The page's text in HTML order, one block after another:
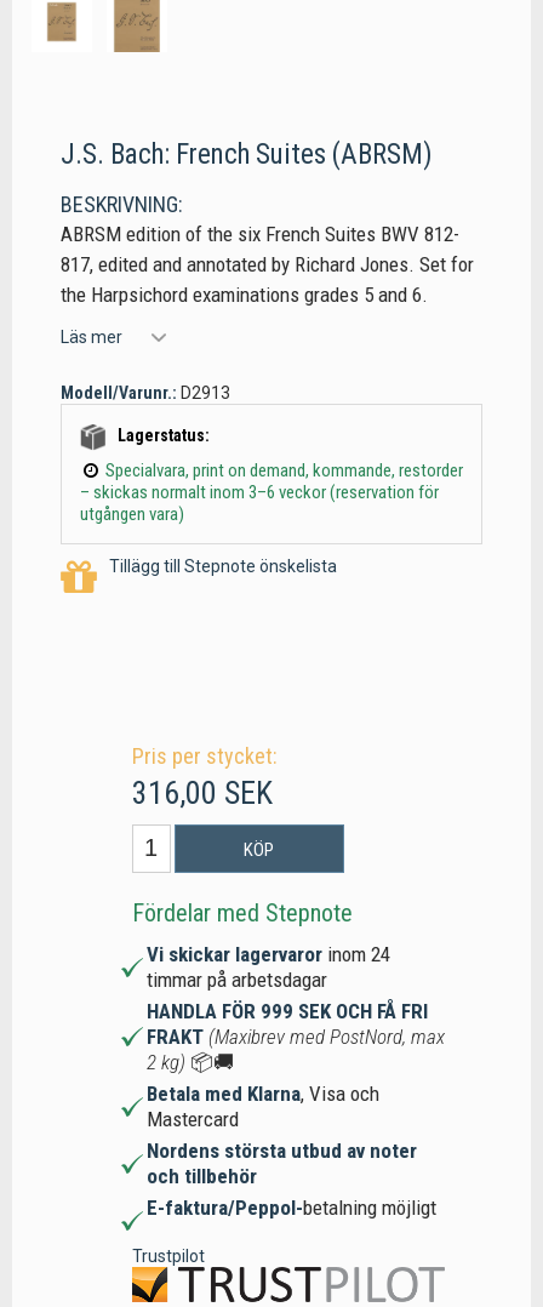
J.S. Bach: French Suites (ABRSM)
BESKRIVNING:
ABRSM edition of the six French Suites BWV 812-
817, edited and annotated by Richard Jones. Set for
the Harpsichord examinations grades 5 and 6.
Läs mer
Modell/Varunr.: D2913
Lagerstatus:
Specialvara, print on demand, kommande, restorder
– skickas normalt inom 3–6 veckor (reservation för
utgången vara)
Tillägg till Stepnote önskelista
Pris per stycket:
316,00 SEK
KÖP
Fördelar med Stepnote
Vi skickar lagervaror inom 24
timmar på arbetsdagar
HANDLA FÖR 999 SEK OCH FÅ FRI
FRAKT (Maxibrev med PostNord, max
2 kg) 📦🚚
Betala med Klarna, Visa och
Mastercard
Nordens största utbud av noter
och tillbehör
E-faktura/Peppol-betalning möjligt
Trustpilot